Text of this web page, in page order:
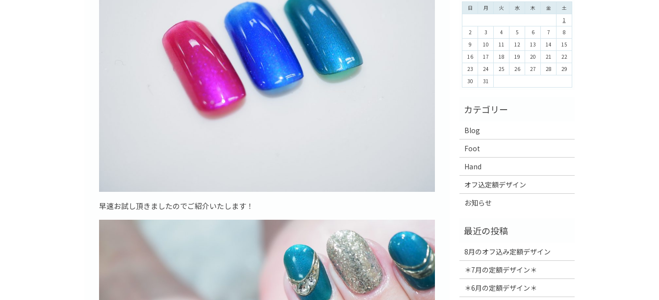
早速お試し頂きましたのでご紹介いたします！
日 月 火 水 木 金 土
1
2
3 4 5 6 7
8
9
10 11 12 13 14
15
16
17 18 19 20 21
22
23
24 25 26 27 28
29
30
31
Blog
Foot
Hand
オフ込定額デザイン
お知らせ
8月のオフ込み定額デザイン
＊7月の定額デザイン＊
＊6月の定額デザイン＊